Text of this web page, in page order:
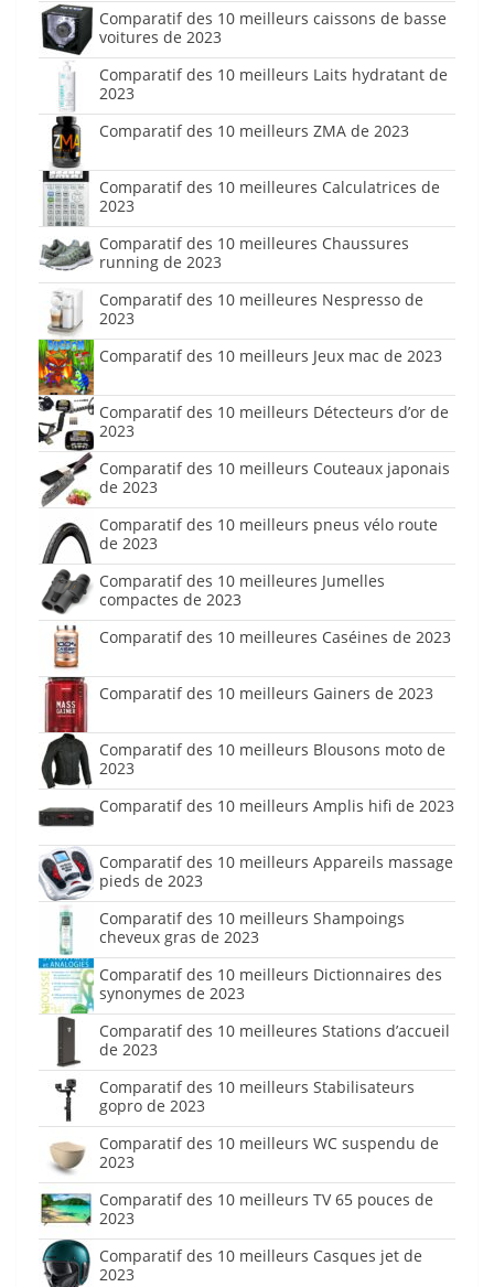
Comparatif des 10 meilleurs caissons de basse
voitures de 2023
Comparatif des 10 meilleurs Laits hydratant de
2023
Comparatif des 10 meilleurs ZMA de 2023
Comparatif des 10 meilleures Calculatrices de
2023
Comparatif des 10 meilleures Chaussures
running de 2023
Comparatif des 10 meilleures Nespresso de
2023
Comparatif des 10 meilleurs Jeux mac de 2023
Comparatif des 10 meilleurs Détecteurs d’or de
2023
Comparatif des 10 meilleurs Couteaux japonais
de 2023
Comparatif des 10 meilleurs pneus vélo route
de 2023
Comparatif des 10 meilleures Jumelles
compactes de 2023
Comparatif des 10 meilleures Caséines de 2023
Comparatif des 10 meilleurs Gainers de 2023
Comparatif des 10 meilleurs Blousons moto de
2023
Comparatif des 10 meilleurs Amplis hifi de 2023
Comparatif des 10 meilleurs Appareils massage
pieds de 2023
Comparatif des 10 meilleurs Shampoings
cheveux gras de 2023
Comparatif des 10 meilleurs Dictionnaires des
synonymes de 2023
Comparatif des 10 meilleures Stations d’accueil
de 2023
Comparatif des 10 meilleurs Stabilisateurs
gopro de 2023
Comparatif des 10 meilleurs WC suspendu de
2023
Comparatif des 10 meilleurs TV 65 pouces de
2023
Comparatif des 10 meilleurs Casques jet de
2023